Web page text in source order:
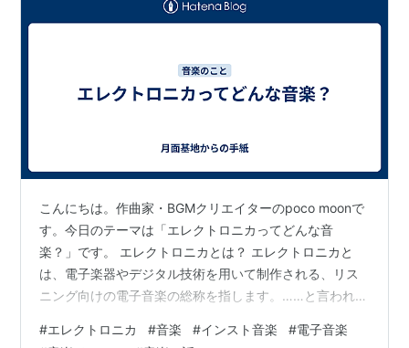
こんにちは。作曲家・BGMクリエイターのpoco moonで
す。今日のテーマは「エレクトロニカってどんな音
楽？」です。 エレクトロニカとは？ エレクトロニカと
は、電子楽器やデジタル技術を用いて制作される、リス
ニング向けの電子音楽の総称を指します。……と言われる
う印象を持つかもしれません。でも実は、映画やCM、
#エレクトロニカ #音楽 #インスト音楽 #電子音楽